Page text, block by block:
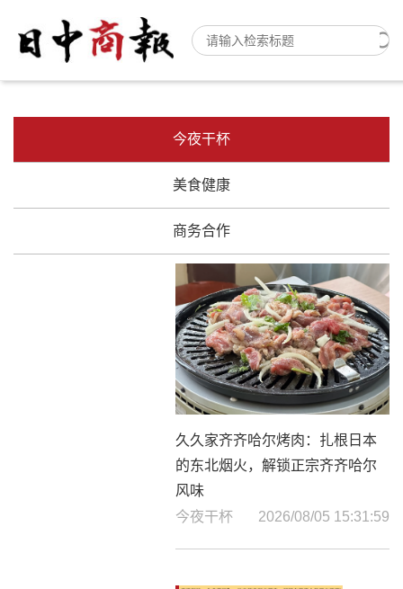
今夜干杯
美食健康
商务合作
久久家齐齐哈尔烤肉：扎根日本
的东北烟火，解锁正宗齐齐哈尔
风味
今夜干杯
2026/08/05 15:31:59